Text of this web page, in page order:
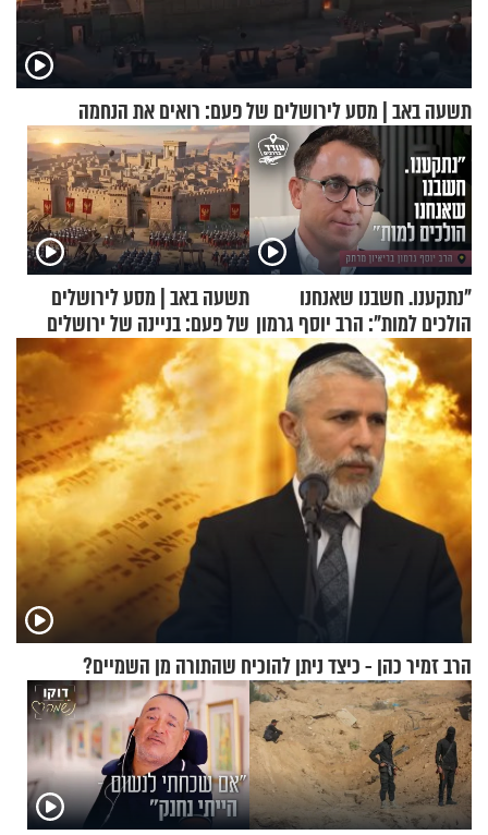
תשעה באב | מסע לירושלים של פעם: רואים את הנחמה
"נתקענו. חשבנו שאנחנו
הולכים למות": הרב יוסף גרמון
בריאיון מרתק
תשעה באב | מסע לירושלים
של פעם: בניינה של ירושלים
הרב זמיר כהן - כיצד ניתן להוכיח שהתורה מן השמיים?